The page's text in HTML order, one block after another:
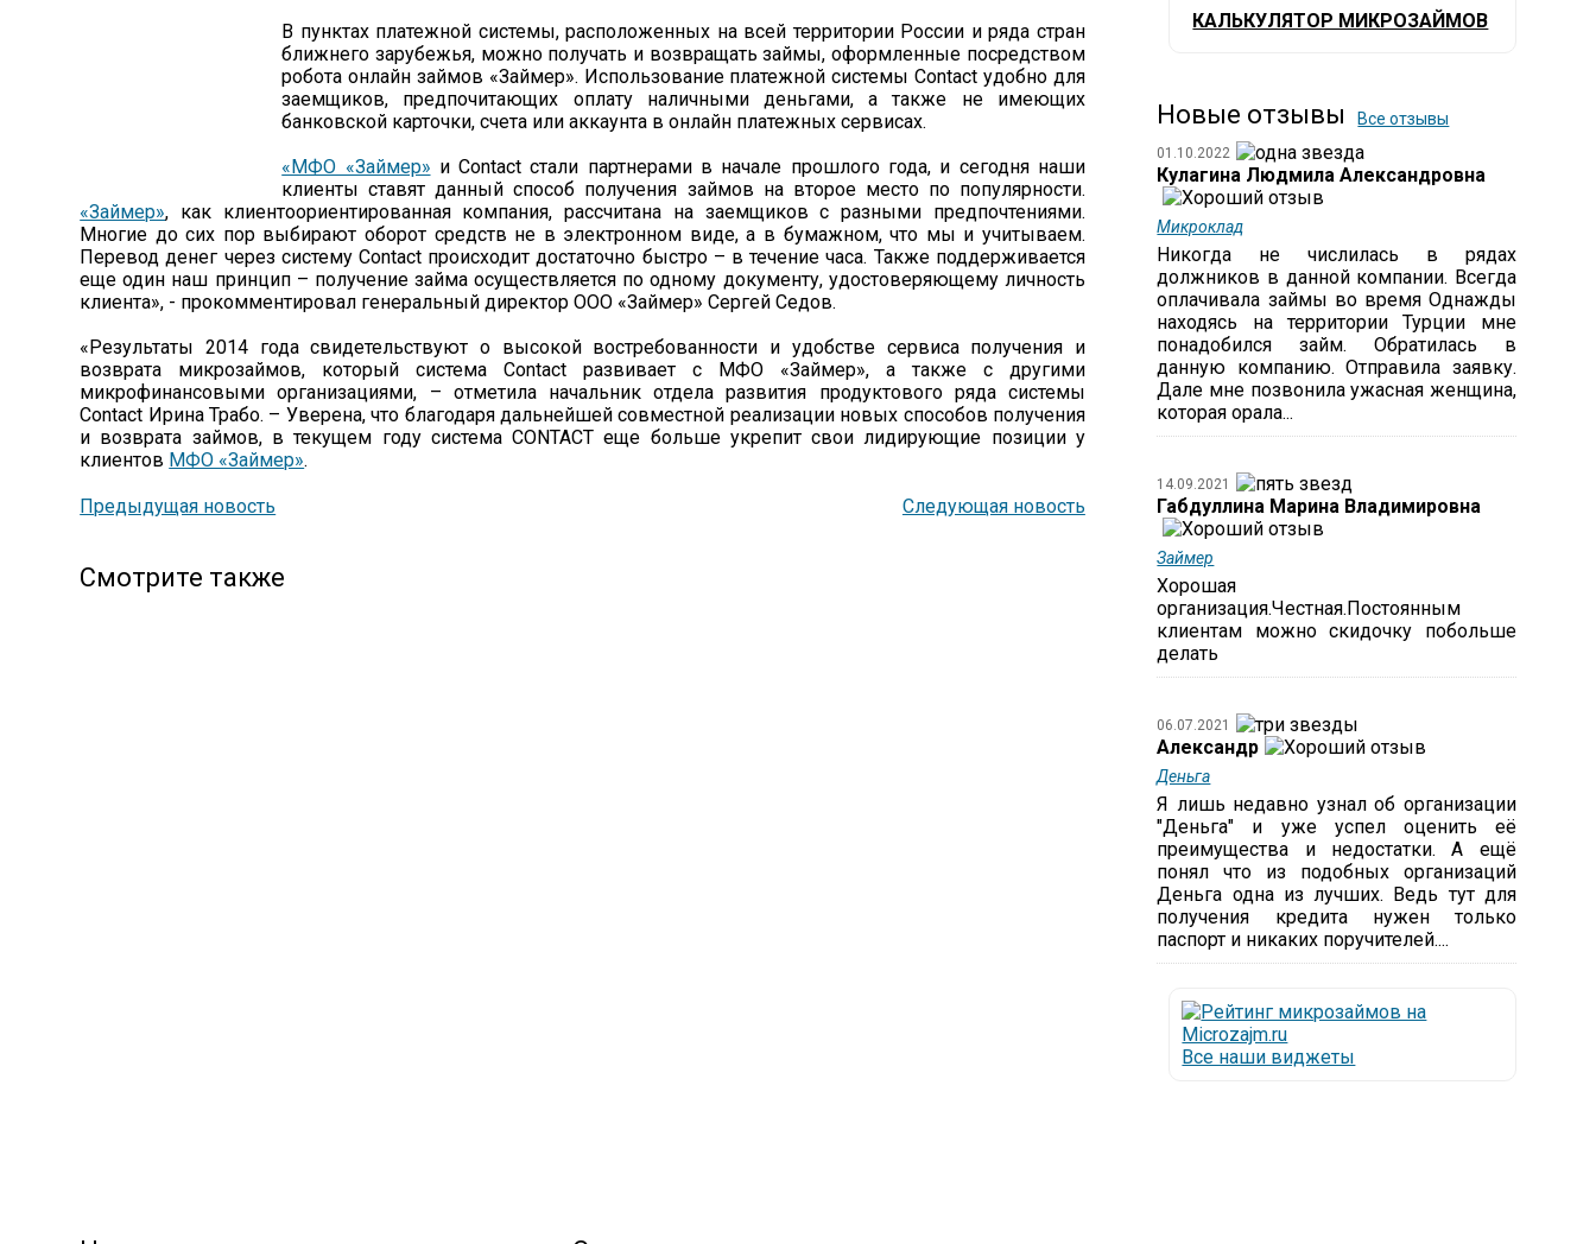
В пунктах платежной системы, расположенных на всей территории России и ряда стран
ближнего зарубежья, можно получать и возвращать займы, оформленные посредством
робота онлайн займов «Займер». Использование платежной системы Contact удобно для
заемщиков, предпочитающих оплату наличными деньгами, а также не имеющих
банковской карточки, счета или аккаунта в онлайн платежных сервисах.
«МФО «Займер» и Contact стали партнерами в начале прошлого года, и сегодня наши
клиенты ставят данный способ получения займов на второе место по популярности.
«Займер», как клиентоориентированная компания, рассчитана на заемщиков с разными предпочтениями.
Многие до сих пор выбирают оборот средств не в электронном виде, а в бумажном, что мы и учитываем.
Перевод денег через систему Contact происходит достаточно быстро – в течение часа. Также поддерживается
еще один наш принцип – получение займа осуществляется по одному документу, удостоверяющему личность
клиента», - прокомментировал генеральный директор ООО «Займер» Сергей Седов.
«Результаты 2014 года свидетельствуют о высокой востребованности и удобстве сервиса получения и
возврата микрозаймов, который система Contact развивает с МФО «Займер», а также с другими
микрофинансовыми организациями, – отметила начальник отдела развития продуктового ряда системы
Contact Ирина Трабо. – Уверена, что благодаря дальнейшей совместной реализации новых способов получения
и возврата займов, в текущем году система CONTACT еще больше укрепит свои лидирующие позиции у
клиентов МФО «Займер».
Предыдущая новость Следующая новость
Смотрите также
КАЛЬКУЛЯТОР МИКРОЗАЙМОВ
Новые отзывы Все отзывы
01.10.2022
Кулагина Людмила Александровна
Микроклад
Никогда не числилась в рядах
должников в данной компании. Всегда
оплачивала займы во время Однажды
находясь на территории Турции мне
понадобился займ. Обратилась в
данную компанию. Отправила заявку.
Дале мне позвонила ужасная женщина,
которая орала...
14.09.2021
Габдуллина Марина Владимировна
Займер
Хорошая
организация.Честная.Постоянным
клиентам можно скидочку побольше
делать
06.07.2021
Александр
Деньга
Я лишь недавно узнал об организации
"Деньга" и уже успел оценить её
преимущества и недостатки. А ещё
понял что из подобных организаций
Деньга одна из лучших. Ведь тут для
получения кредита нужен только
паспорт и никаких поручителей....
Все наши виджеты